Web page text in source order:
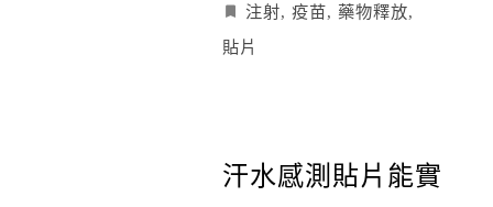
注射, 疫苗, 藥物釋放,
貼片
汗水感測貼片能實